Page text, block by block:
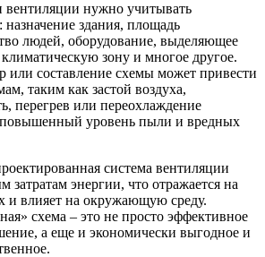
нужно учитывать
здания, площадь
людей, оборудование, выделяющее
климатическую зону и многое другое.
составление схемы может привести
таким как застой воздуха,
перегрев или переохлаждение
уровень пыли и вредных
система вентиляции
энергии, что отражается на
и влияет на окружающую среду.
схема – это не просто эффективное
а еще и экономически выгодное и